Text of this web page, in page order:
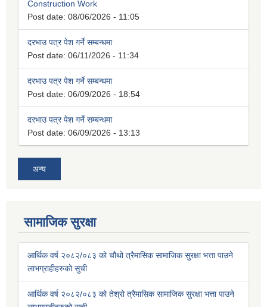
Construction Work
Post date: 08/06/2026 - 11:05
दरभाउ पत्र पेश गर्ने सम्बन्धमा
Post date: 06/11/2026 - 11:34
दरभाउ पत्र पेश गर्ने सम्बन्धमा
Post date: 06/09/2026 - 18:54
दरभाउ पत्र पेश गर्ने सम्बन्धमा
Post date: 06/09/2026 - 13:13
अन्य
सामाजिक सुरक्षा
आर्थिक वर्ष २०८२/०८३ को चौथो त्रैमासिक सामाजिक सुरक्षा भत्ता पाउने
लाभग्राहीहरुको सुची
आर्थिक वर्ष २०८२/०८३ को तेश्रो त्रैमासिक सामाजिक सुरक्षा भत्ता पाउने